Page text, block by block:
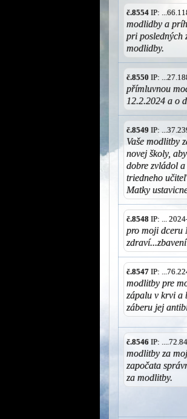
č.8554 IP:
modlidby a
pri posledných
modlidby.
č.8550 IP:
přímluvnou
12.2.2024 a o
č.8549 IP:
Vaše modlitby
novej školy,
dobre zvládol
triedneho
Matky
č.8548 IP: ...
pro moji dceru
č.8547 IP:
modlitby pre
zápalu v krvi a
záberu jej
č.8546 IP:
modlitby za
započata
za modlitby.